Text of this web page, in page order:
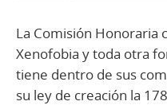
La Comisión Honoraria
Xenofobia y toda otra
tiene dentro de sus
su ley de creación la